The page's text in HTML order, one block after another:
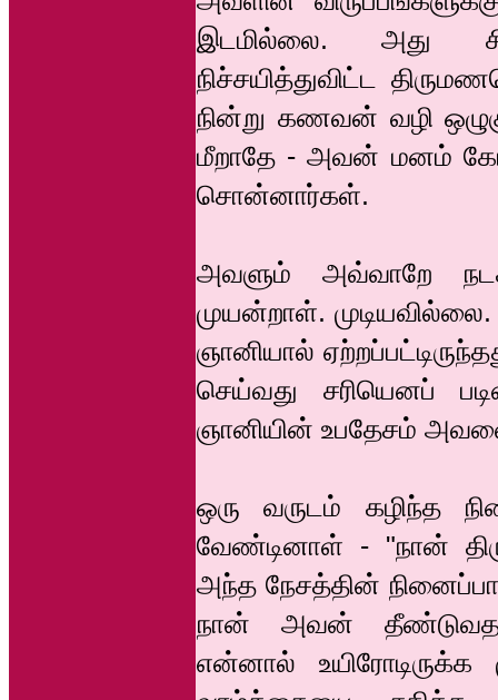
இடமில்லை. அது
நிச்சயித்துவிட்ட
நின்று கணவன் வழி
மீறாதே - அவன் மனம்
சொன்னார்கள்.
அவளும் அவ்வாறே
முயன்றாள்.
ஞானியால்
செய்வது சரியெனப்
ஞானியின் உபதேசம்
ஒரு வருடம் கழிந்த
வேண்டினாள் - "நான்
அந்த நேசத்தின்
நான் அவன்
என்னால்